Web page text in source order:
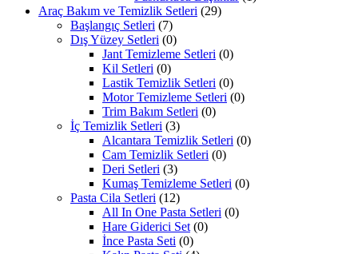
Araç Bakım ve Temizlik Setleri (29)
Başlangıç Setleri (7)
Dış Yüzey Setleri (0)
Jant Temizleme Setleri (0)
Kil Setleri (0)
Lastik Temizlik Setleri (0)
Motor Temizleme Setleri (0)
Trim Bakım Setleri (0)
İç Temizlik Setleri (3)
Alcantara Temizlik Setleri (0)
Cam Temizlik Setleri (0)
Deri Setleri (3)
Kumaş Temizleme Setleri (0)
Pasta Cila Setleri (12)
All In One Pasta Setleri (0)
Hare Giderici Set (0)
İnce Pasta Seti (0)